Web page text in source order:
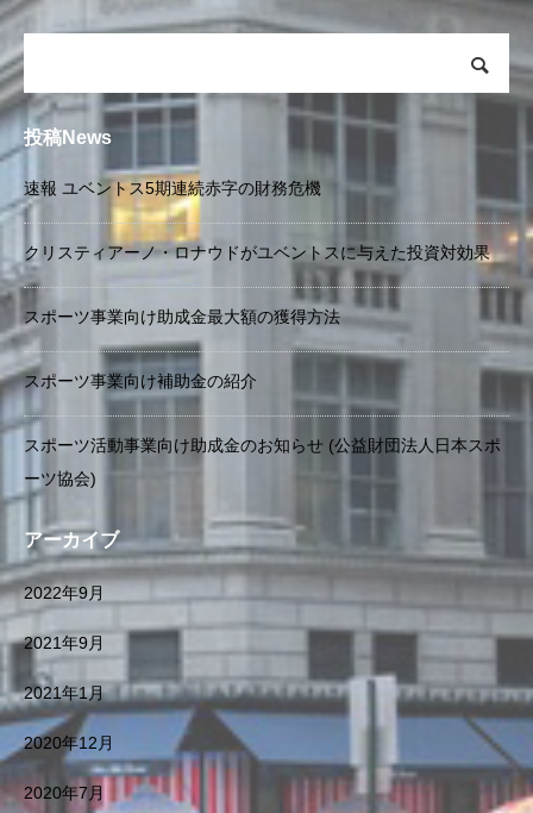
投稿News
速報 ユベントス5期連続赤字の財務危機
クリスティアーノ・ロナウドがユベントスに与えた投資対効果
スポーツ事業向け助成金最大額の獲得方法
スポーツ事業向け補助金の紹介
スポーツ活動事業向け助成金のお知らせ (公益財団法人日本スポ
ーツ協会)
アーカイブ
2022年9月
2021年9月
2021年1月
2020年12月
2020年7月